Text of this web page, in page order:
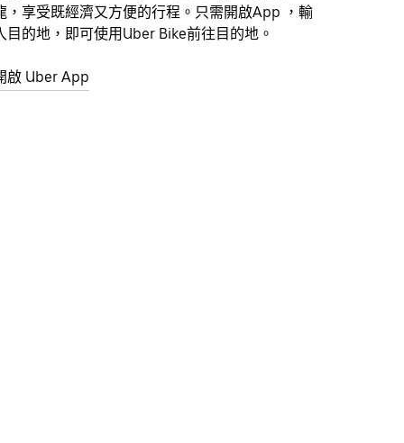
，享受既經濟又方便的行程。只需開啟App ，輸
目的地，即可使用Uber Bike前往目的地。
啟 Uber App